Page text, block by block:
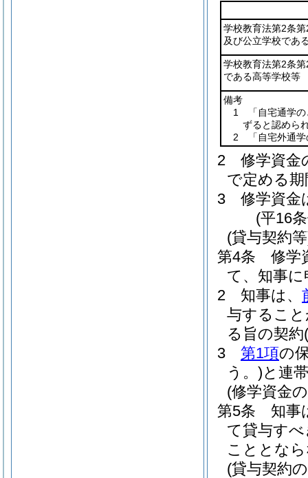
学校教育法第2条
及び公立学校であ
学校教育法第2条
である高等学校等
備考
1 「自宅通学の
ずると認めら
2 「自宅外通学
2
修学資金
で定める
3
修学資金
(平16
(貸与契約
第4条
修学
て、知事
2
知事は、
与するこ
る旨の契約
3
第1項の
う。)と連
(修学資金
第5条
知事
て貸与す
こととな
(貸与契約